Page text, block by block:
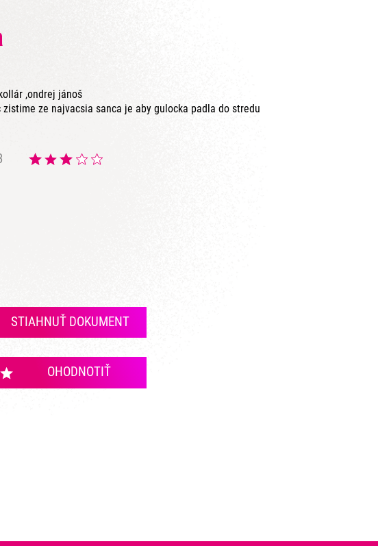
,ondrej jánoš
ze najvacsia sanca je aby gulocka padla do stredu
STIAHNUŤ DOKUMENT
OHODNOTIŤ